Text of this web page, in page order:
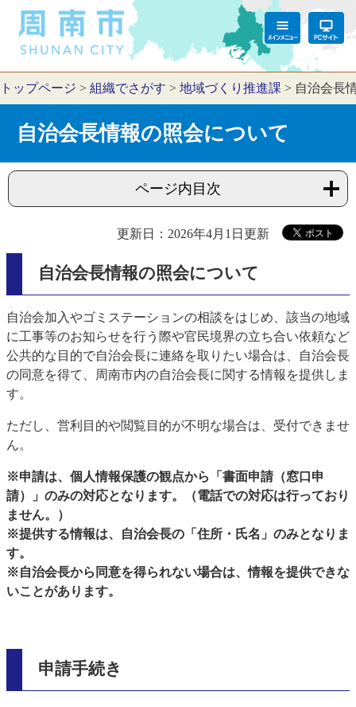
トップページ > 組織でさがす > 地域づくり推進課 > 自治会長
自治会長情報の照会について
ページ内目次
更新日：2026年4月1日更新
自治会長情報の照会について
自治会加入やゴミステーションの相談をはじめ、該当の地域
に工事等のお知らせを行う際や官民境界の立ち合い依頼など
公共的な目的で自治会長に連絡を取りたい場合は、自治会長
の同意を得て、周南市内の自治会長に関する情報を提供しま
す。
ただし、営利目的や閲覧目的が不明な場合は、受付できませ
ん。
※申請は、個人情報保護の観点から「書面申請（窓口申
請）」のみの対応となります。（電話での対応は行っており
ません。）
※提供する情報は、自治会長の「住所・氏名」のみとなりま
す。
※自治会長から同意を得られない場合は、情報を提供できな
いことがあります。
申請手続き